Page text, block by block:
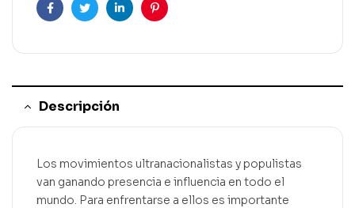
FacebookGorjeoLinkedInPinterest
Descripción
Los movimientos ultranacionalistas y populistas
van ganando presencia e influencia en todo el
mundo. Para enfrentarse a ellos es importante